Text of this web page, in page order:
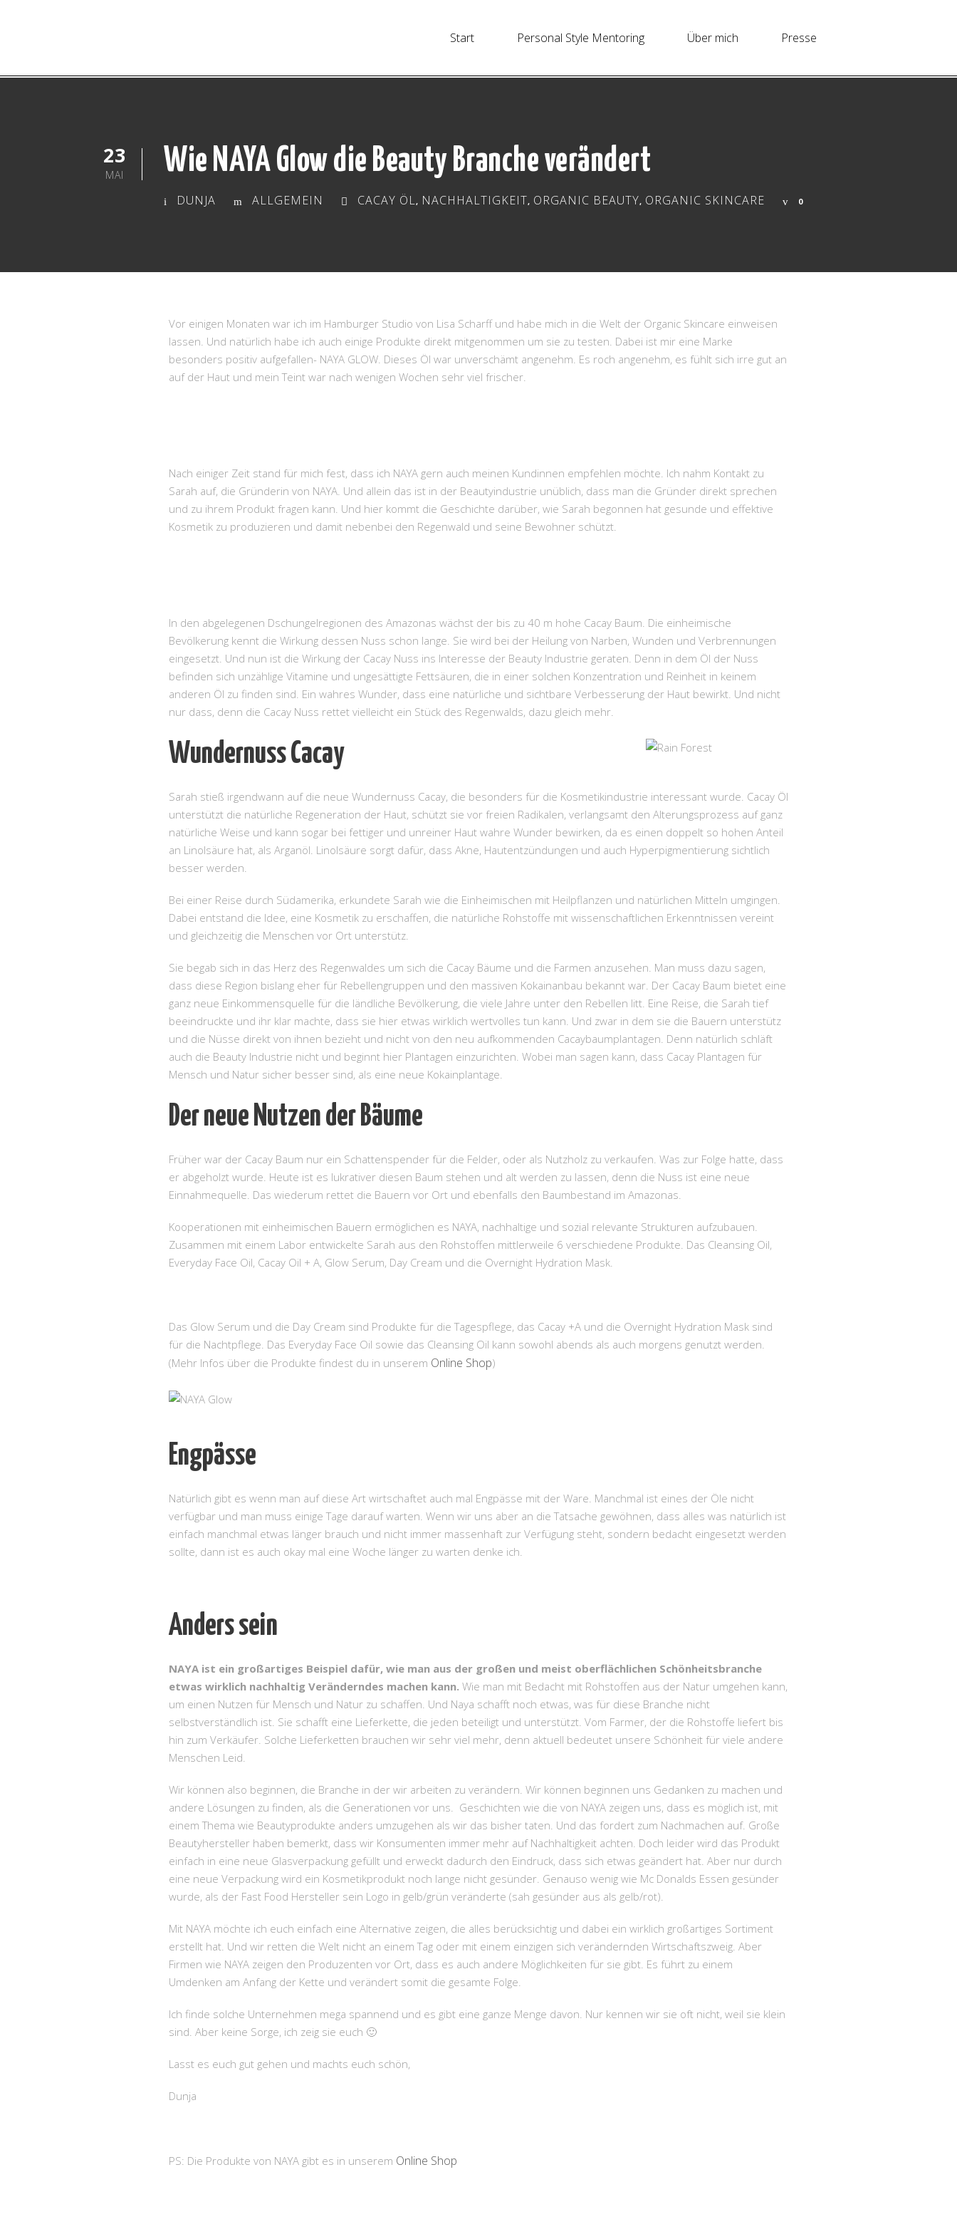
Start Personal Style Mentoring Über mich Presse
23
MAI Wie NAYA Glow die Beauty Branche verändert
DUNJA ALLGEMEIN CACAY ÖL, NACHHALTIGKEIT, ORGANIC BEAUTY, ORGANIC SKINCARE 0
Vor einigen Monaten war ich im Hamburger Studio von Lisa Scharff und habe mich in die Welt der Organic Skincare einweisen
lassen. Und natürlich habe ich auch einige Produkte direkt mitgenommen um sie zu testen. Dabei ist mir eine Marke
besonders positiv aufgefallen- NAYA GLOW. Dieses Öl war unverschämt angenehm. Es roch angenehm, es fühlt sich irre gut an
auf der Haut und mein Teint war nach wenigen Wochen sehr viel frischer.
Nach einiger Zeit stand für mich fest, dass ich NAYA gern auch meinen Kundinnen empfehlen möchte. Ich nahm Kontakt zu
Sarah auf, die Gründerin von NAYA. Und allein das ist in der Beautyindustrie unüblich, dass man die Gründer direkt sprechen
und zu ihrem Produkt fragen kann. Und hier kommt die Geschichte darüber, wie Sarah begonnen hat gesunde und effektive
Kosmetik zu produzieren und damit nebenbei den Regenwald und seine Bewohner schützt.
In den abgelegenen Dschungelregionen des Amazonas wächst der bis zu 40 m hohe Cacay Baum. Die einheimische
Bevölkerung kennt die Wirkung dessen Nuss schon lange. Sie wird bei der Heilung von Narben, Wunden und Verbrennungen
eingesetzt. Und nun ist die Wirkung der Cacay Nuss ins Interesse der Beauty Industrie geraten. Denn in dem Öl der Nuss
befinden sich unzählige Vitamine und ungesättigte Fettsäuren, die in einer solchen Konzentration und Reinheit in keinem
anderen Öl zu finden sind. Ein wahres Wunder, dass eine natürliche und sichtbare Verbesserung der Haut bewirkt. Und nicht
nur dass, denn die Cacay Nuss rettet vielleicht ein Stück des Regenwalds, dazu gleich mehr.
Wundernuss Cacay
Sarah stieß irgendwann auf die neue Wundernuss Cacay, die besonders für die Kosmetikindustrie interessant wurde. Cacay Öl
unterstützt die natürliche Regeneration der Haut, schützt sie vor freien Radikalen, verlangsamt den Alterungsprozess auf ganz
natürliche Weise und kann sogar bei fettiger und unreiner Haut wahre Wunder bewirken, da es einen doppelt so hohen Anteil
an Linolsäure hat, als Arganöl. Linolsäure sorgt dafür, dass Akne, Hautentzündungen und auch Hyperpigmentierung sichtlich
besser werden.
Bei einer Reise durch Südamerika, erkundete Sarah wie die Einheimischen mit Heilpflanzen und natürlichen Mitteln umgingen.
Dabei entstand die Idee, eine Kosmetik zu erschaffen, die natürliche Rohstoffe mit wissenschaftlichen Erkenntnissen vereint
und gleichzeitig die Menschen vor Ort unterstütz.
Sie begab sich in das Herz des Regenwaldes um sich die Cacay Bäume und die Farmen anzusehen. Man muss dazu sagen,
dass diese Region bislang eher für Rebellengruppen und den massiven Kokainanbau bekannt war. Der Cacay Baum bietet eine
ganz neue Einkommensquelle für die ländliche Bevölkerung, die viele Jahre unter den Rebellen litt. Eine Reise, die Sarah tief
beeindruckte und ihr klar machte, dass sie hier etwas wirklich wertvolles tun kann. Und zwar in dem sie die Bauern unterstütz
und die Nüsse direkt von ihnen bezieht und nicht von den neu aufkommenden Cacaybaumplantagen. Denn natürlich schläft
auch die Beauty Industrie nicht und beginnt hier Plantagen einzurichten. Wobei man sagen kann, dass Cacay Plantagen für
Mensch und Natur sicher besser sind, als eine neue Kokainplantage.
Der neue Nutzen der Bäume
Früher war der Cacay Baum nur ein Schattenspender für die Felder, oder als Nutzholz zu verkaufen. Was zur Folge hatte, dass
er abgeholzt wurde. Heute ist es lukrativer diesen Baum stehen und alt werden zu lassen, denn die Nuss ist eine neue
Einnahmequelle. Das wiederum rettet die Bauern vor Ort und ebenfalls den Baumbestand im Amazonas.
Kooperationen mit einheimischen Bauern ermöglichen es NAYA, nachhaltige und sozial relevante Strukturen aufzubauen.
Zusammen mit einem Labor entwickelte Sarah aus den Rohstoffen mittlerweile 6 verschiedene Produkte. Das Cleansing Oil,
Everyday Face Oil, Cacay Oil + A, Glow Serum, Day Cream und die Overnight Hydration Mask.
Das Glow Serum und die Day Cream sind Produkte für die Tagespflege, das Cacay +A und die Overnight Hydration Mask sind
für die Nachtpflege. Das Everyday Face Oil sowie das Cleansing Oil kann sowohl abends als auch morgens genutzt werden.
(Mehr Infos über die Produkte findest du in unserem Online Shop)
Engpässe
Natürlich gibt es wenn man auf diese Art wirtschaftet auch mal Engpässe mit der Ware. Manchmal ist eines der Öle nicht
verfügbar und man muss einige Tage darauf warten. Wenn wir uns aber an die Tatsache gewöhnen, dass alles was natürlich ist
einfach manchmal etwas länger brauch und nicht immer massenhaft zur Verfügung steht, sondern bedacht eingesetzt werden
sollte, dann ist es auch okay mal eine Woche länger zu warten denke ich.
Anders sein
NAYA ist ein großartiges Beispiel dafür, wie man aus der großen und meist oberflächlichen Schönheitsbranche
etwas wirklich nachhaltig Veränderndes machen kann. Wie man mit Bedacht mit Rohstoffen aus der Natur umgehen kann,
um einen Nutzen für Mensch und Natur zu schaffen. Und Naya schafft noch etwas, was für diese Branche nicht
selbstverständlich ist. Sie schafft eine Lieferkette, die jeden beteiligt und unterstützt. Vom Farmer, der die Rohstoffe liefert bis
hin zum Verkäufer. Solche Lieferketten brauchen wir sehr viel mehr, denn aktuell bedeutet unsere Schönheit für viele andere
Menschen Leid.
Wir können also beginnen, die Branche in der wir arbeiten zu verändern. Wir können beginnen uns Gedanken zu machen und
andere Lösungen zu finden, als die Generationen vor uns. Geschichten wie die von NAYA zeigen uns, dass es möglich ist, mit
einem Thema wie Beautyprodukte anders umzugehen als wir das bisher taten. Und das fordert zum Nachmachen auf. Große
Beautyhersteller haben bemerkt, dass wir Konsumenten immer mehr auf Nachhaltigkeit achten. Doch leider wird das Produkt
einfach in eine neue Glasverpackung gefüllt und erweckt dadurch den Eindruck, dass sich etwas geändert hat. Aber nur durch
eine neue Verpackung wird ein Kosmetikprodukt noch lange nicht gesünder. Genauso wenig wie Mc Donalds Essen gesünder
wurde, als der Fast Food Hersteller sein Logo in gelb/grün veränderte (sah gesünder aus als gelb/rot).
Mit NAYA möchte ich euch einfach eine Alternative zeigen, die alles berücksichtig und dabei ein wirklich großartiges Sortiment
erstellt hat. Und wir retten die Welt nicht an einem Tag oder mit einem einzigen sich verändernden Wirtschaftszweig. Aber
Firmen wie NAYA zeigen den Produzenten vor Ort, dass es auch andere Möglichkeiten für sie gibt. Es führt zu einem
Umdenken am Anfang der Kette und verändert somit die gesamte Folge.
Ich finde solche Unternehmen mega spannend und es gibt eine ganze Menge davon. Nur kennen wir sie oft nicht, weil sie klein
sind. Aber keine Sorge, ich zeig sie euch 🙂
Lasst es euch gut gehen und machts euch schön,
Dunja
PS: Die Produkte von NAYA gibt es in unserem Online Shop